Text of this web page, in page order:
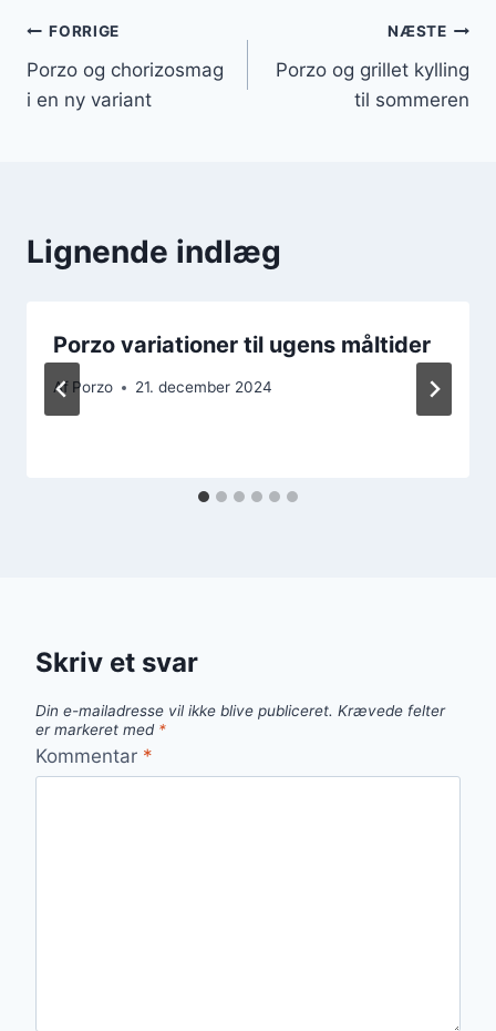
Indlægsnavigation
FORRIGE
Porzo og chorizosmag
i en ny variant
NÆSTE
Porzo og grillet kylling
til sommeren
Lignende indlæg
Porzo variationer til ugens måltider
Af Porzo 21. december 2024
Skriv et svar
Din e-mailadresse vil ikke blive publiceret. Krævede felter
er markeret med *
Kommentar *